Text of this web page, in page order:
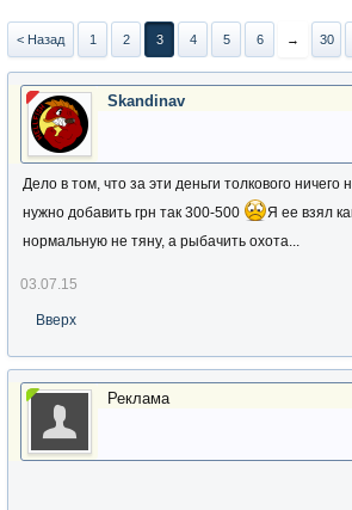
< Назад 1 2 3 4 5 6 → 30
Skandinav
Дело в том, что за эти деньги толкового ничего
нужно добавить грн так 300-500
Я ее взял
нормальную не тяну, а рыбачить охота...
03.07.15
Вверх
Реклама